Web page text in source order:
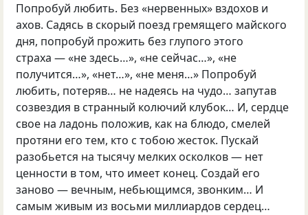
Попробуй любить. Без «нервенных» вздохов и
ахов. Садясь в скорый поезд гремящего майского
дня, попробуй прожить без глупого этого
страха — «не здесь…», «не сейчас…», «не
получится…», «нет…», «не меня…» Попробуй
любить, потеряв… не надеясь на чудо… запутав
созвездия в странный колючий клубок… И, сердце
свое на ладонь положив, как на блюдо, смелей
протяни его тем, кто с тобою жесток. Пускай
разобьется на тысячу мелких осколков — нет
ценности в том, что имеет конец. Создай его
заново — вечным, небьющимся, звонким… И
самым живым из восьми миллиардов сердец…